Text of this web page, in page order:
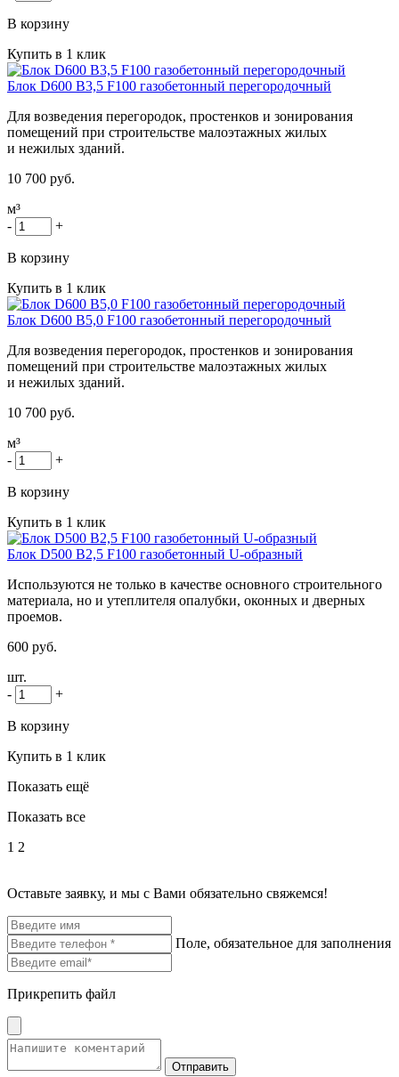
В корзину
Купить в 1 клик
Блок D600 B3,5 F100 газобетонный перегородочный
Для возведения перегородок, простенков и зонирования
помещений при строительстве малоэтажных жилых
и нежилых зданий.
10 700 руб.
м³
-
+
В корзину
Купить в 1 клик
Блок D600 B5,0 F100 газобетонный перегородочный
Для возведения перегородок, простенков и зонирования
помещений при строительстве малоэтажных жилых
и нежилых зданий.
10 700 руб.
м³
-
+
В корзину
Купить в 1 клик
Блок D500 B2,5 F100 газобетонный U-образный
Используются не только в качестве основного строительного
материала, но и утеплителя опалубки, оконных и дверных
проемов.
600 руб.
шт.
-
+
В корзину
Купить в 1 клик
Показать ещё
Показать все
1 2
Оставьте заявку, и мы с Вами обязательно свяжемся!
Поле, обязательное для заполнения
Прикрепить файл
Отправить